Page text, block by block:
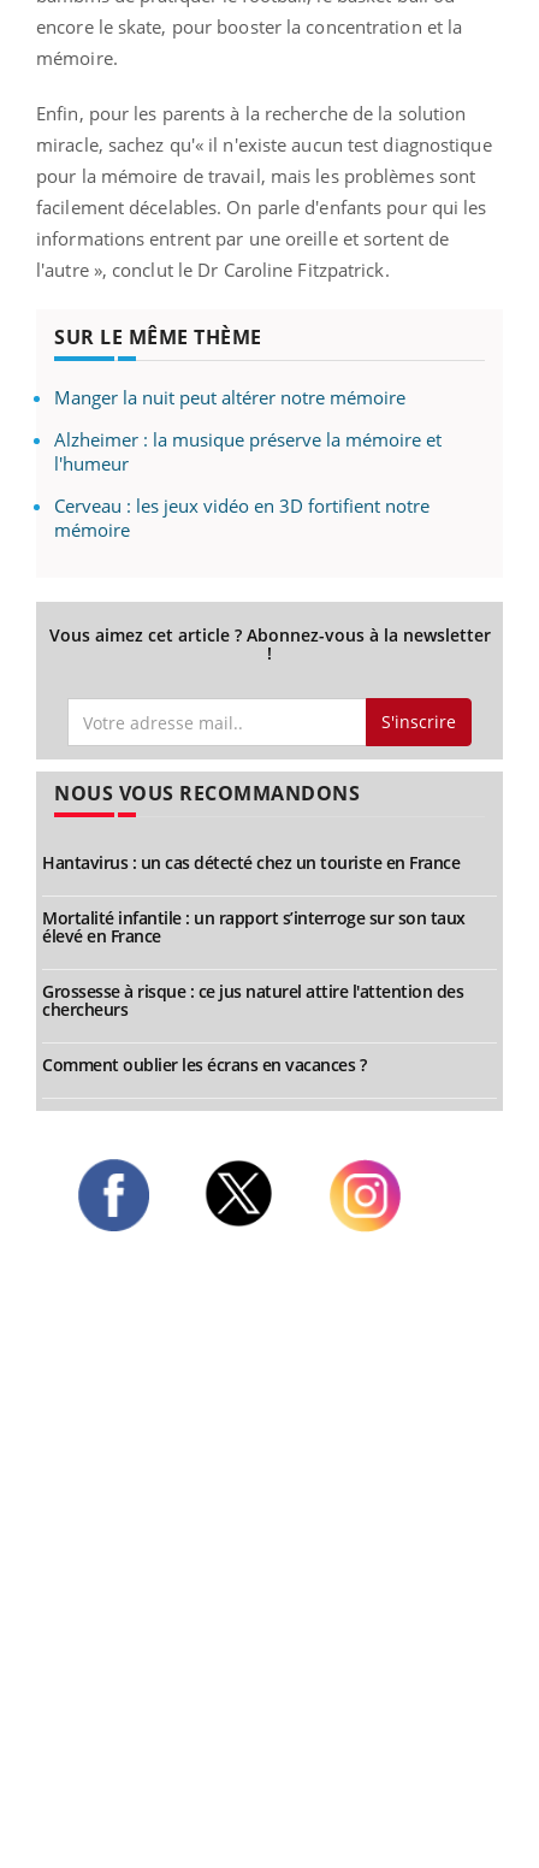
encore le skate, pour booster la concentration et la
mémoire.
Enfin, pour les parents à la recherche de la solution
miracle, sachez qu'« il n'existe aucun test diagnostique
pour la mémoire de travail, mais les problèmes sont
facilement décelables. On parle d'enfants pour qui les
informations entrent par une oreille et sortent de
l'autre », conclut le Dr Caroline Fitzpatrick.
SUR LE MÊME THÈME
Manger la nuit peut altérer notre mémoire
Alzheimer : la musique préserve la mémoire et
l'humeur
Cerveau : les jeux vidéo en 3D fortifient notre
mémoire
Vous aimez cet article ? Abonnez-vous à la newsletter
!
S'inscrire
NOUS VOUS RECOMMANDONS
Hantavirus : un cas détecté chez un touriste en France
Mortalité infantile : un rapport s’interroge sur son taux
élevé en France
Grossesse à risque : ce jus naturel attire l'attention des
chercheurs
Comment oublier les écrans en vacances ?